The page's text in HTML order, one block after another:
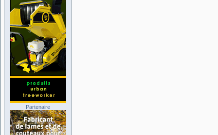
Partenaire